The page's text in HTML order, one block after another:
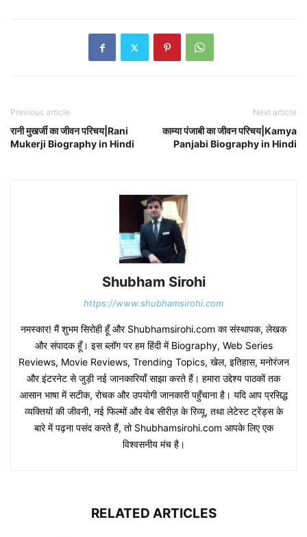
Previous article
रानी मुखर्जी का जीवन परिचय|Rani
Mukerji Biography in Hindi
Next article
काम्या पंजाबी का जीवन परिचय|Kamya
Panjabi Biography in Hindi
Shubham Sirohi
https://www.shubhamsirohi.com
नमस्कार! मैं शुभम सिरोही हूँ और Shubhamsirohi.com का संस्थापक, लेखक
और संपादक हूँ। इस ब्लॉग पर हम हिंदी में Biography, Web Series
Reviews, Movie Reviews, Trending Topics, खेल, इतिहास, मनोरंजन
और इंटरनेट से जुड़ी नई जानकारियाँ साझा करते हैं। हमारा उद्देश्य पाठकों तक
आसान भाषा में सटीक, रोचक और उपयोगी जानकारी पहुँचाना है। यदि आप प्रसिद्ध
व्यक्तियों की जीवनी, नई फिल्मों और वेब सीरीज़ के रिव्यू, तथा लेटेस्ट ट्रेंड्स के
बारे में पढ़ना पसंद करते हैं, तो Shubhamsirohi.com आपके लिए एक
विश्वसनीय मंच है।
RELATED ARTICLES